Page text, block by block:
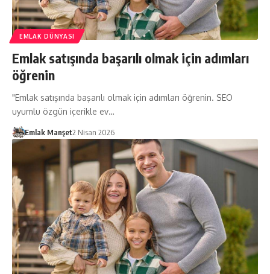
EMLAK DÜNYASI
Emlak satışında başarılı olmak için adımları
öğrenin
"Emlak satışında başarılı olmak için adımları öğrenin. SEO
uyumlu özgün içerikle ev…
Emlak Manşet2 Nisan 2026